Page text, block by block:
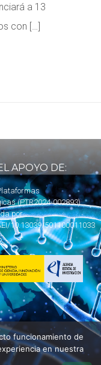
a 13
con […]
APOYO DE:
(PTR2024-002893)
por
10.13039/501100011033
funcionamiento de
en nuestra